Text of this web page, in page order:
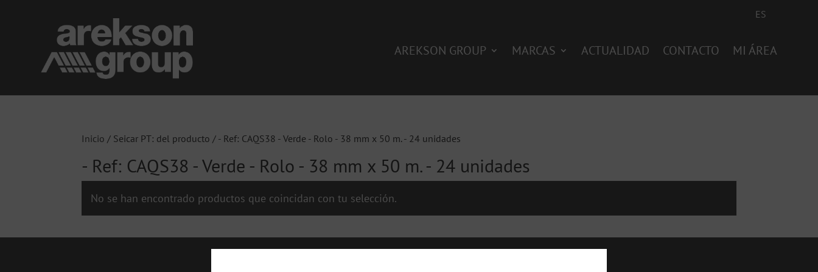
ES
AREKSON GROUP MARCAS ACTUALIDAD CONTACTO MI ÁREA
Inicio / Seicar PT: del producto / - Ref: CAQS38 - Verde - Rolo - 38 mm x 50 m. - 24 unidades
- Ref: CAQS38 - Verde - Rolo - 38 mm x 50 m. - 24 unidades
No se han encontrado productos que coincidan con tu selección.